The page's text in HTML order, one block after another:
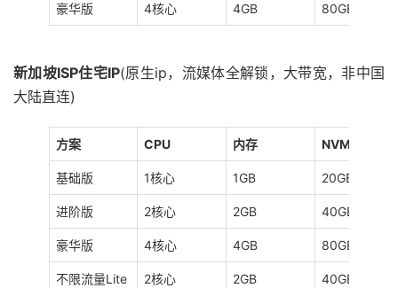
豪华版 4核心 4GB 80GB SSD
新加坡ISP住宅IP(原生ip，流媒体全解锁，大带宽，非中国
大陆直连)
方案 CPU 内存 NVMe
基础版 1核心 1GB 20GB
进阶版 2核心 2GB 40GB
豪华版 4核心 4GB 80GB
不限流量Lite 2核心 2GB 40GB